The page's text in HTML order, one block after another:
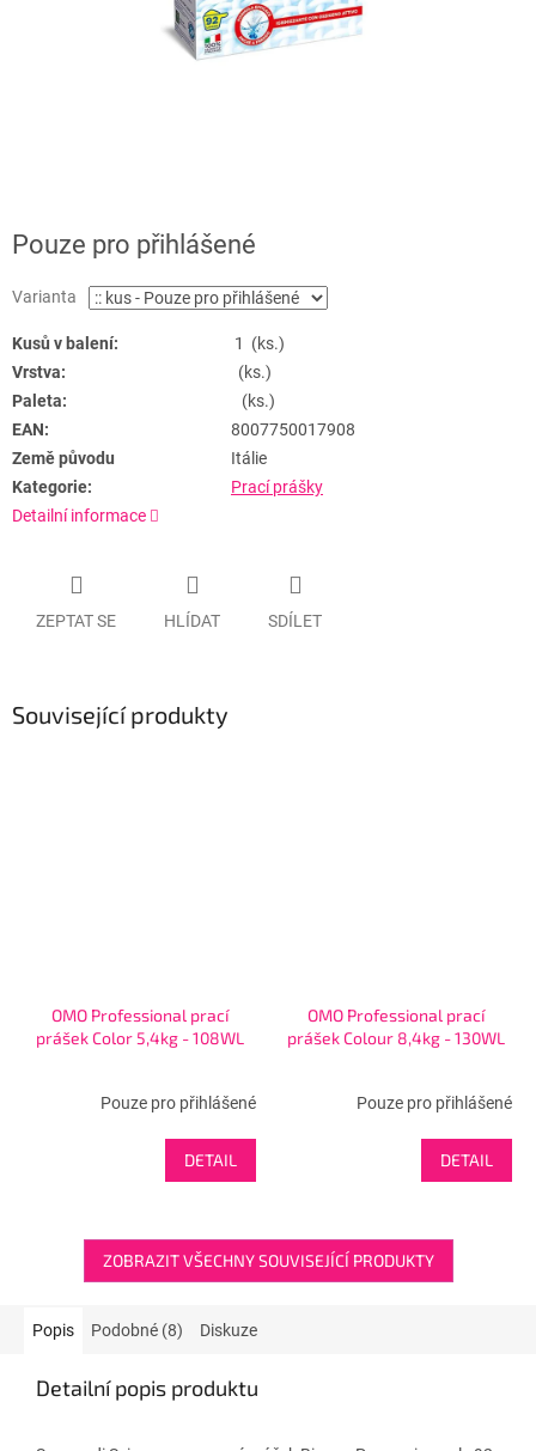
Pouze pro přihlášené
Varianta
Kusů v balení:
1 (ks.)
Vrstva:
(ks.)
Paleta:
(ks.)
EAN:
8007750017908
Země původu
Itálie
Kategorie:
Prací prášky
Detailní informace
ZEPTAT SE HLÍDAT SDÍLET
Související produkty
OMO Professional prací
prášek Color 5,4kg - 108WL
Pouze pro přihlášené
DETAIL
OMO Professional prací
prášek Colour 8,4kg - 130WL
Pouze pro přihlášené
DETAIL
ZOBRAZIT VŠECHNY SOUVISEJÍCÍ PRODUKTY
Popis Podobné (8) Diskuze
Detailní popis produktu